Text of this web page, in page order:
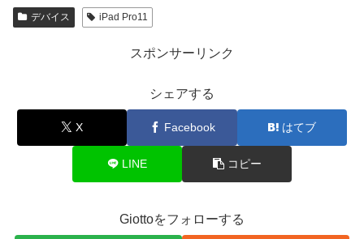
デバイス iPad Pro11
スポンサーリンク
シェアする
X Facebook はてブ
LINE コピー
Giottoをフォローする